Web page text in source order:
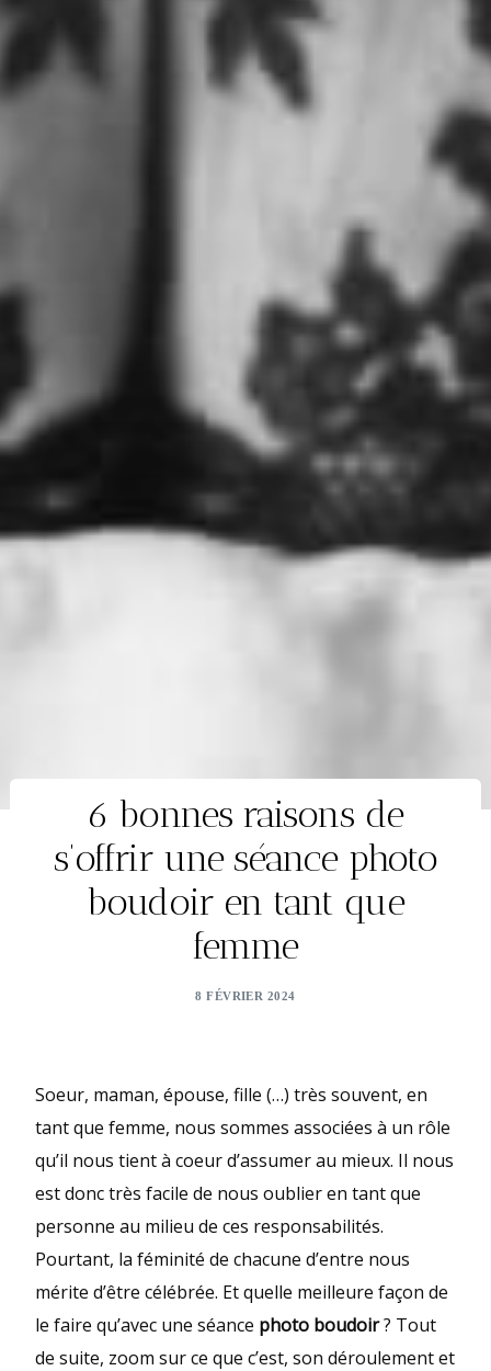
6 bonnes raisons de
s’offrir une séance photo
boudoir en tant que
femme
8 FÉVRIER 2024
Soeur, maman, épouse, fille (…) très souvent, en
tant que femme, nous sommes associées à un rôle
qu’il nous tient à coeur d’assumer au mieux. Il nous
est donc très facile de nous oublier en tant que
personne au milieu de ces responsabilités.
Pourtant, la féminité de chacune d’entre nous
mérite d’être célébrée. Et quelle meilleure façon de
le faire qu’avec une séance photo boudoir? Tout
de suite, zoom sur ce que c’est, son déroulement et